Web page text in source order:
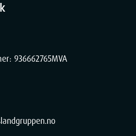
936662765MVA